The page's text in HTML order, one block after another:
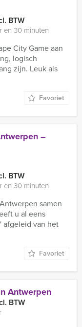
BTW
en 30 minuten
City Game aan
logisch
zijn. Leuk als
Favoriet
–
BTW
en 30 minuten
samen
u al eens
afgeleid van het
Favoriet
Antwerpen
BTW